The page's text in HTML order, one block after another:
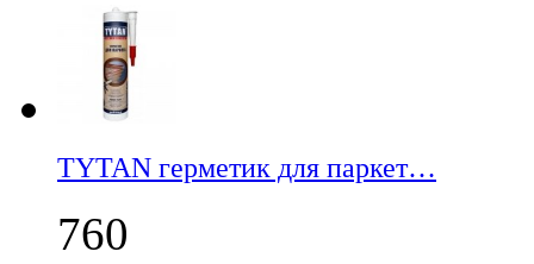
TYTAN герметик для паркет…
760